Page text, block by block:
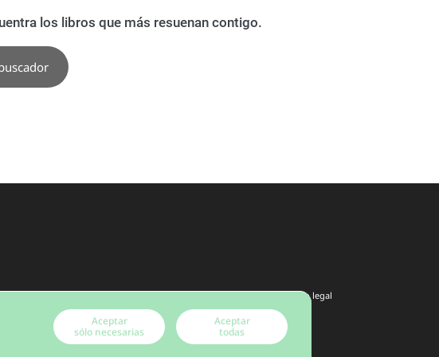
los libros que más resuenan contigo.
Aviso legal
Aceptar
sólo necesarias
Aceptar
todas